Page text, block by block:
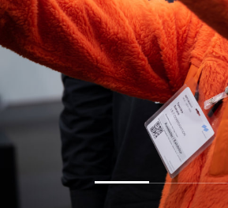
Make the impossible
わたしたちは不可能を可能にするマテリアルブランド
みなさまの、心からの笑顔と豊かさのために。
I.S.T USA
プライバシーポリシー
Japanese